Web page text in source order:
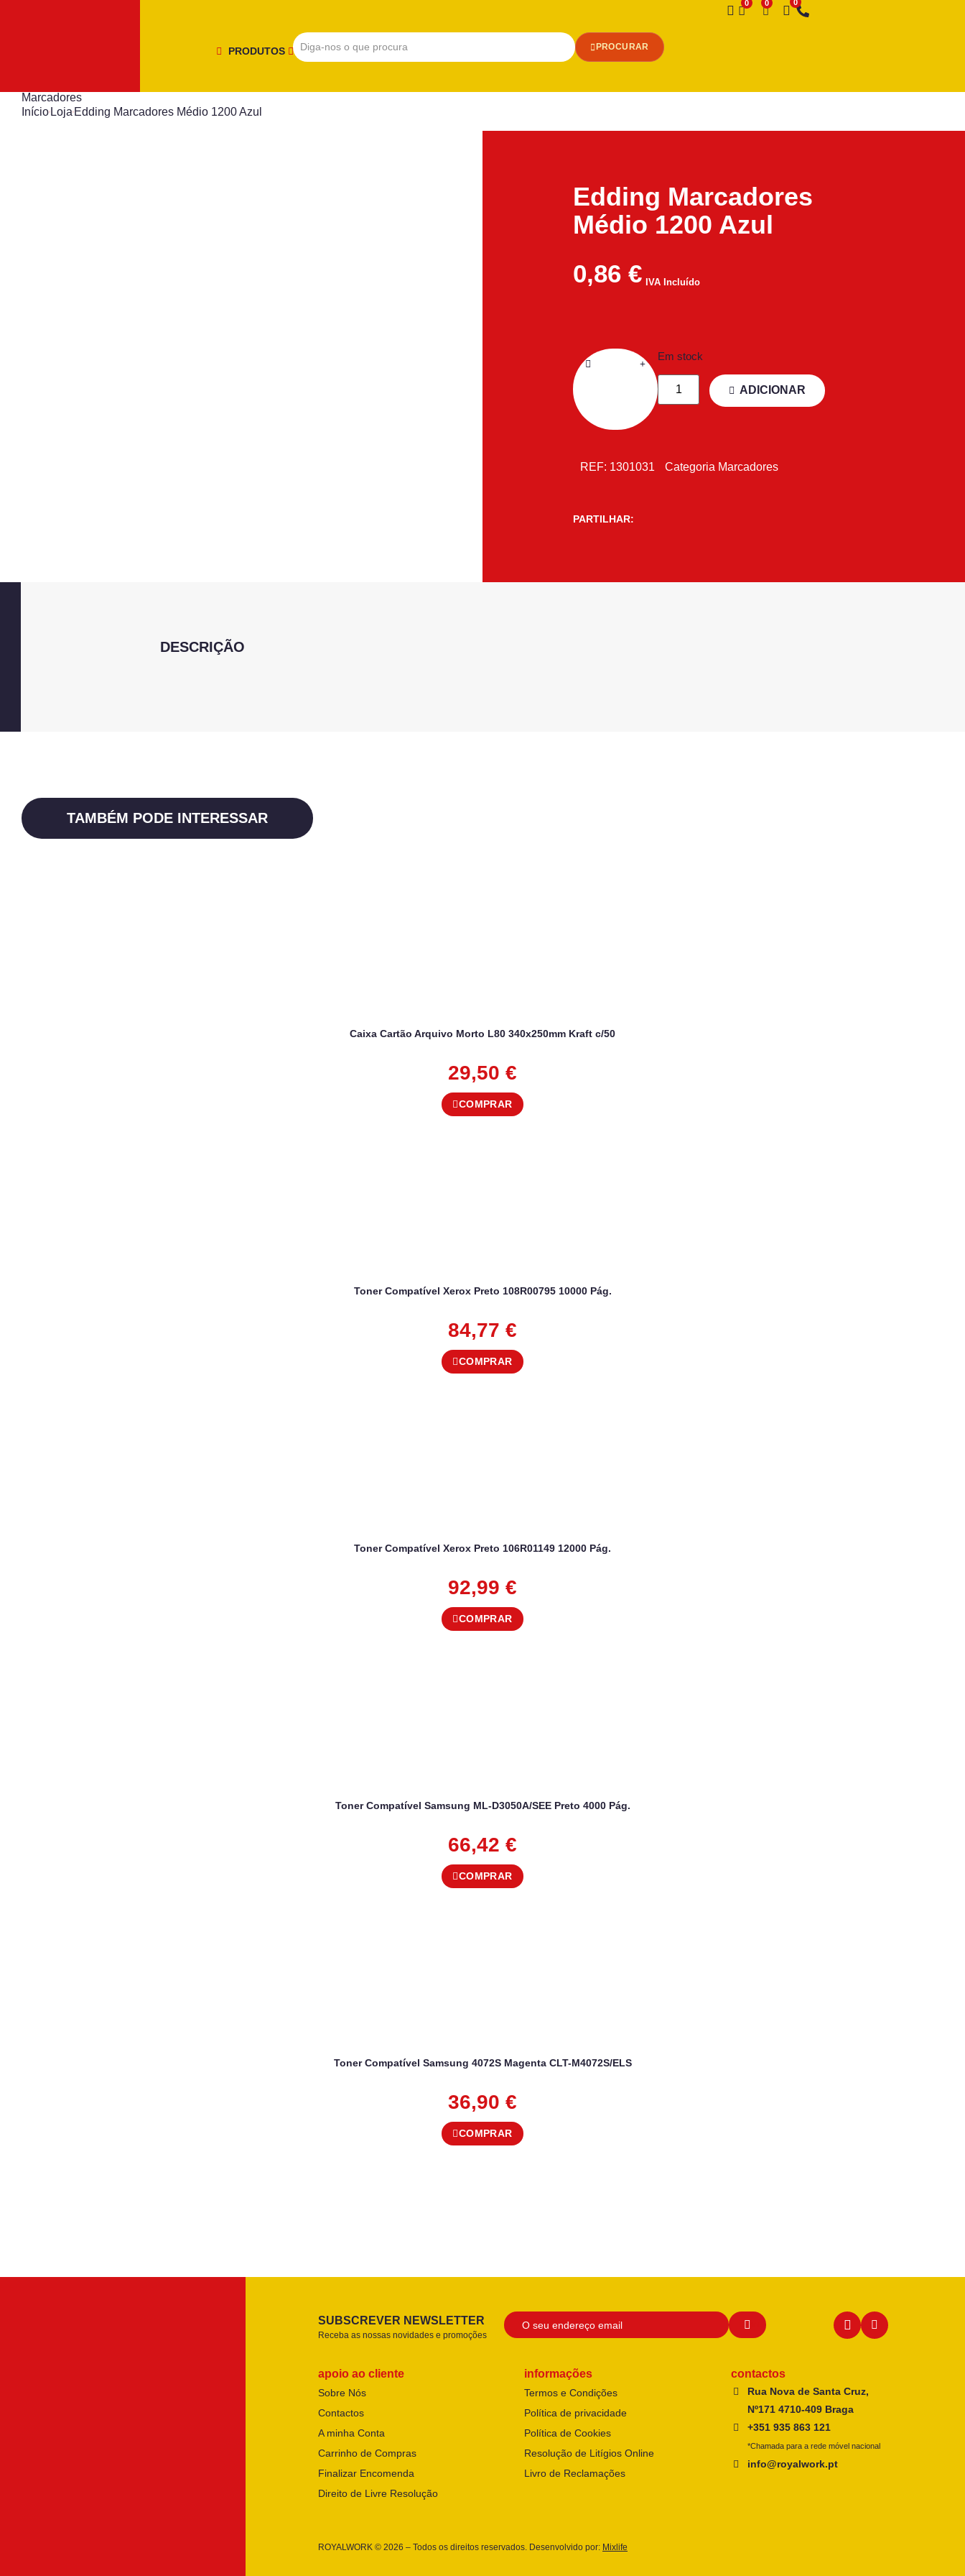
PRODUTOS PROCURAR
Desejo
Marcadores
Início Loja Edding Marcadores Médio 1200 Azul
Edding Marcadores
Médio 1200 Azul
0,86 € IVA Incluído
Em stock
ADICIONAR
REF: 1301031 Categoria Marcadores
PARTILHAR:
DESCRIÇÃO
TAMBÉM PODE INTERESSAR
Caixa Cartão Arquivo Morto L80 340x250mm Kraft c/50
29,50 €
COMPRAR
Toner Compatível Xerox Preto 108R00795 10000 Pág.
84,77 €
COMPRAR
Toner Compatível Xerox Preto 106R01149 12000 Pág.
92,99 €
COMPRAR
Toner Compatível Samsung ML-D3050A/SEE Preto 4000 Pág.
66,42 €
COMPRAR
Toner Compatível Samsung 4072S Magenta CLT-M4072S/ELS
36,90 €
COMPRAR
SUBSCREVER NEWSLETTER
Receba as nossas novidades e promoções
apoio ao cliente
Sobre Nós
Contactos
A minha Conta
Carrinho de Compras
Finalizar Encomenda
Direito de Livre Resolução
informações
Termos e Condições
Política de privacidade
Política de Cookies
Resolução de Litígios Online
Livro de Reclamações
contactos
Rua Nova de Santa Cruz,
Nº171 4710-409 Braga
+351 935 863 121
*Chamada para a rede móvel nacional
info@royalwork.pt
ROYALWORK © 2026 – Todos os direitos reservados. Desenvolvido por: Mixlife